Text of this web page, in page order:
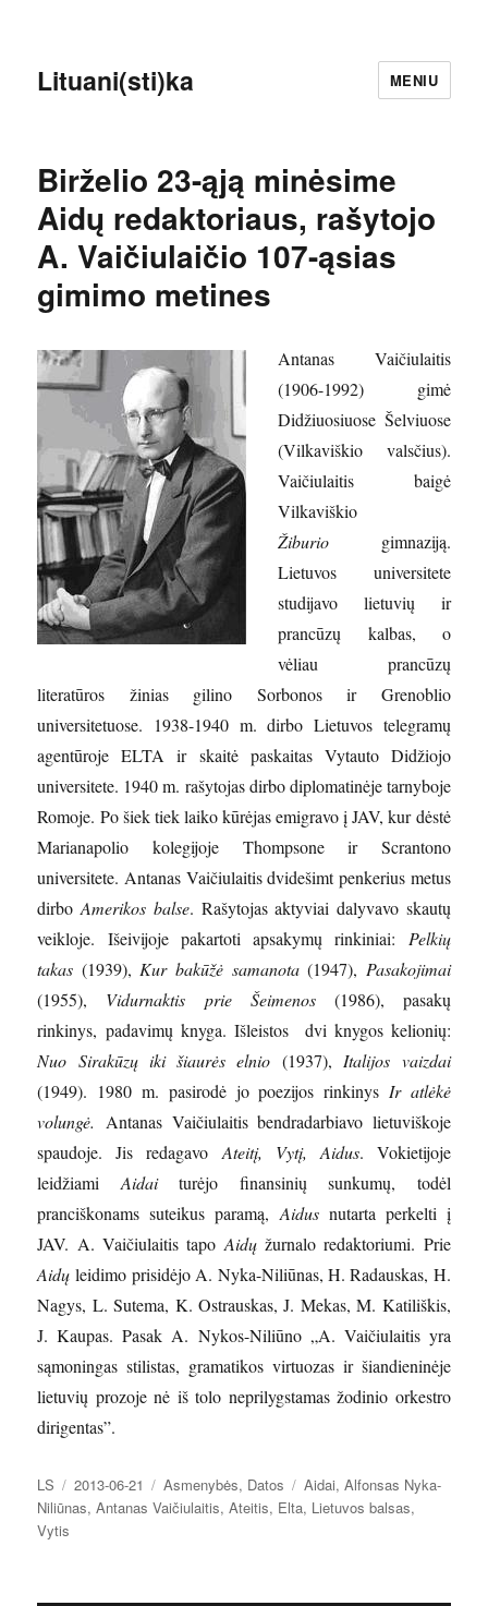
Lituani(sti)ka MENIU
Birželio 23-ąją minėsime
Aidų redaktoriaus, rašytojo
A. Vaičiulaičio 107-ąsias
gimimo metines
Antanas Vaičiulaitis
(1906-1992) gimė
Didžiuosiuose Šelviuose
(Vilkaviškio valsčius).
Vaičiulaitis baigė
Vilkaviškio
Žiburio gimnaziją.
Lietuvos universitete
studijavo lietuvių ir
prancūzų kalbas, o
vėliau prancūzų
literatūros žinias gilino Sorbonos ir Grenoblio
universitetuose. 1938-1940 m. dirbo Lietuvos telegramų
agentūroje ELTA ir skaitė paskaitas Vytauto Didžiojo
universitete. 1940 m. rašytojas dirbo diplomatinėje tarnyboje
Romoje. Po šiek tiek laiko kūrėjas emigravo į JAV, kur dėstė
Marianapolio kolegijoje Thompsone ir Scrantono
universitete. Antanas Vaičiulaitis dvidešimt penkerius metus
dirboAmerikos balse. Rašytojas aktyviai dalyvavo skautų
veikloje. Išeivijoje pakartoti apsakymų rinkiniai: Pelkių
takas (1939), Kur bakūžė samanota(1947), Pasakojimai
(1955), Vidurnaktis prie Šeimenos(1986), pasakų
rinkinys, padavimų knyga. Išleistos dvi knygos kelionių:
Nuo Sirakūzų iki šiaurės elnio (1937), Italijos vaizdai
(1949). 1980 m. pasirodė jo poezijos rinkinys Ir atlėkė
volungė.
Antanas Vaičiulaitis bendradarbiavo lietuviškoje
spaudoje. Jis redagavo Ateitį, Vytį, Aidus. Vokietijoje
leidžiami Aidaiturėjo finansinių sunkumų, todėl
pranciškonams suteikus paramą, Aidusnutarta perkelti į
JAV. A. Vaičiulaitis tapoAidų žurnalo redaktoriumi. Prie
Aidų leidimo prisidėjo A. Nyka-Niliūnas, H. Radauskas, H.
Nagys, L. Sutema, K. Ostrauskas, J. Mekas, M. Katiliškis,
J. Kaupas. Pasak A. Nykos-Niliūno „A. Vaičiulaitis yra
sąmoningas stilistas, gramatikos virtuozas ir šiandieninėje
lietuvių prozoje nė iš tolo neprilygstamas žodinio orkestro
dirigentas”.
Autorius
LS Paskelbta
2013-06-21 Kategorijos
Asmenybės, Datos Žymos
Aidai,Alfonsas Nyka-
Niliūnas,Antanas Vaičiulaitis,Ateitis, Elta, Lietuvos balsas,
Vytis